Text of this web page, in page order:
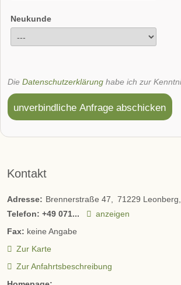
Neukunde
Die Datenschutzerklärung habe ich zur
unverbindliche Anfrage abschicken
Kontakt
Adresse: Brennerstraße 47 71229 Leonberg
Telefon: +49 071...
anzeigen
Fax: keine Angabe
Zur Karte
Zur Anfahrtsbeschreibung